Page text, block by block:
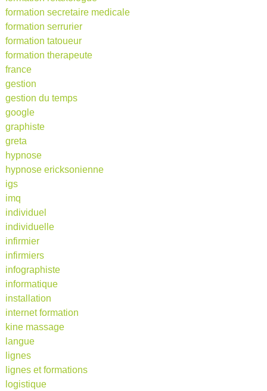
formation secretaire medicale
formation serrurier
formation tatoueur
formation therapeute
france
gestion
gestion du temps
google
graphiste
greta
hypnose
hypnose ericksonienne
igs
imq
individuel
individuelle
infirmier
infirmiers
infographiste
informatique
installation
internet formation
kine massage
langue
lignes
lignes et formations
logistique